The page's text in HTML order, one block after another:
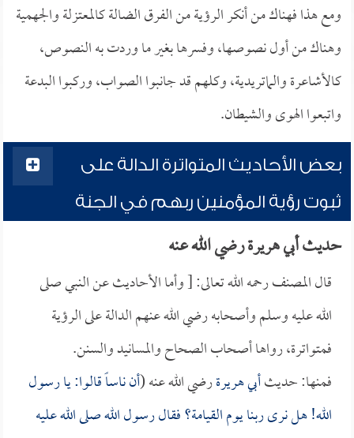
ومع هذا فهناك من أنكر الرؤية من الفرق الضالة كالمعتزلة والجهمية
وهناك من أول نصوصها، وفسرها بغير ما وردت به النصوص،
كالأشاعرة والماتريدية، وكلهم قد جانبوا الصواب، وركبوا البدعة
واتبعوا الهوى والشيطان.
بعض الأحاديث المتواترة الدالة على
ثبوت رؤية المؤمنين ربهم في الجنة
حديث أبي هريرة رضي الله عنه
قال المصنف رحمه الله تعالى: [ وأما الأحاديث عن النبي صلى
الله عليه وسلم وأصحابه رضي الله عنهم الدالة على الرؤية
فمتواترة، رواها أصحاب الصحاح والمسانيد والسنن.
فمنها: حديثأبي هريرةرضي الله عنه (أن ناساً قالوا: يا رسول
الله! هل نرى ربنا يوم القيامة؟ فقال رسول الله صلى الله عليه